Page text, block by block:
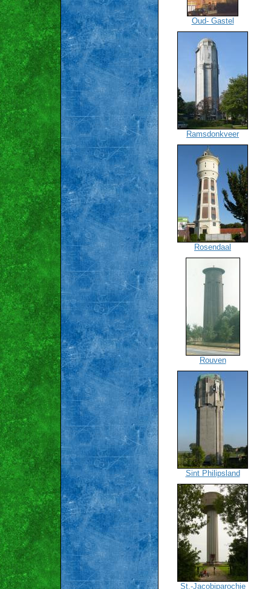
Oud- Gastel
Ramsdonkveer
Rosendaal
Rouven
Sint Philipsland
St.-Jacobiparochie